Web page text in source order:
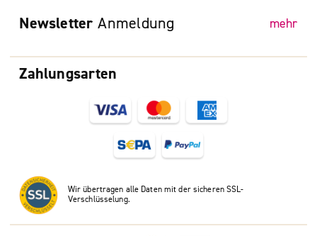
Zahlungsarten
Wir übertragen alle Daten mit der sicheren SSL-
Verschlüsselung.
Newsletter Anmeldung mehr